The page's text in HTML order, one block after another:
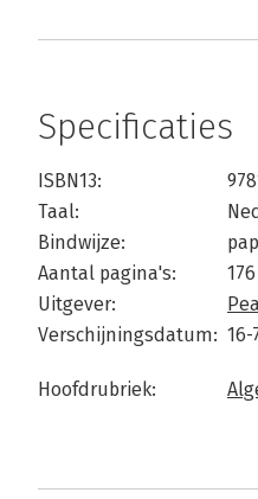
Specificaties
ISBN13:
Taal:
Bindwijze:
Aantal pagina's:
176
Uitgever:
Verschijningsdatum: 16-
Hoofdrubriek: